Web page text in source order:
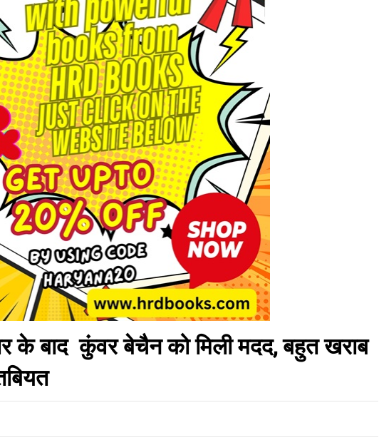
के बाद कुंवर बेचैन को मिली मदद, बहुत खराब